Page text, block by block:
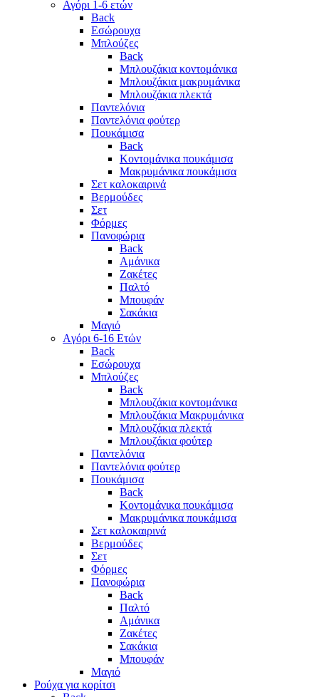
Αγόρι 1-6 ετών
Back
Εσώρουχα
Μπλούζες
Back
Μπλουζάκια κοντομάνικα
Μπλουζάκια μακρυμάνικα
Μπλουζάκια πλεκτά
Παντελόνια
Παντελόνια φούτερ
Πουκάμισα
Back
Κοντομάνικα πουκάμισα
Μακρυμάνικα πουκάμισα
Σετ καλοκαιρινά
Βερμούδες
Σετ
Φόρμες
Πανοφώρια
Back
Αμάνικα
Ζακέτες
Παλτό
Μπουφάν
Σακάκια
Μαγιό
Aγόρι 6-16 Ετών
Back
Eσώρουχα
Μπλούζες
Back
Μπλουζάκια κοντομάνικα
Μπλουζάκια Μακρυμάνικα
Μπλουζάκια πλεκτά
Μπλουζάκια φούτερ
Παντελόνια
Παντελόνια φούτερ
Πουκάμισα
Back
Κοντομάνικα πουκάμισα
Μακρυμάνικα πουκάμισα
Σετ καλοκαιρινά
Βερμούδες
Σετ
Φόρμες
Πανοφώρια
Back
Παλτό
Αμάνικα
Ζακέτες
Σακάκια
Μπουφάν
Μαγιό
Ρούχα για κορίτσι